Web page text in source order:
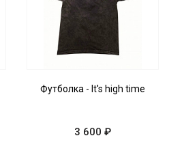
Футболка - It's high time
3 600 ₽